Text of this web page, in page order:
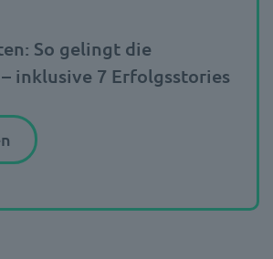
So gelingt die
inklusive 7 Erfolgsstories